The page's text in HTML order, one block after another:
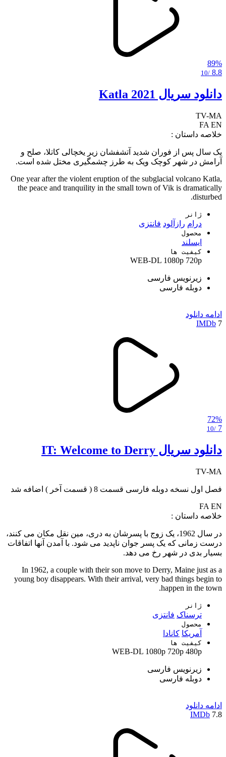
89%
8.8
/10
دانلود سریال Katla 2021
TV-MA
FA EN
خلاصه داستان :
یک سال پس از فوران شدید آتشفشان زیر یخچالی کاتلا، صلح و
آرامش در شهر کوچک ویک به طرز چشمگیری مختل شده است.
One year after the violent eruption of the subglacial volcano Katla,
the peace and tranquility in the small town of Vik is dramatically
disturbed.
ژانر
درام رازآلود فانتزی
محصول
ایسلند
کیفیت ها
WEB-DL 1080p 720p
زیرنویس فارسی
دوبله فارسی
ادامه دانلود
7
IMDb
72%
7
/10
دانلود سریال IT: Welcome to Derry
TV-MA
فصل اول نسخه دوبله فارسی قسمت 8 ( قسمت آخر ) اضافه شد
FA EN
خلاصه داستان :
در سال 1962، یک زوج با پسرشان به دری، مین نقل مکان می کنند،
درست زمانی که یک پسر جوان ناپدید می شود. با آمدن آنها اتفاقات
بسیار بدی در شهر رخ می دهد.
In 1962, a couple with their son move to Derry, Maine just as a
young boy disappears. With their arrival, very bad things begin to
happen in the town.
ژانر
ترسناک فانتزی
محصول
آمریکا کانادا
کیفیت ها
WEB-DL 1080p 720p 480p
زیرنویس فارسی
دوبله فارسی
ادامه دانلود
7.8
IMDb